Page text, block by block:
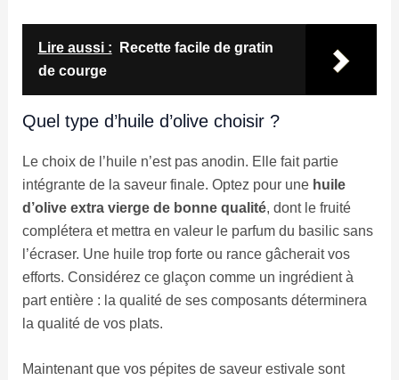
Lire aussi :
Recette facile de gratin
de courge
Quel type d’huile d’olive choisir ?
Le choix de l’huile n’est pas anodin. Elle fait partie
intégrante de la saveur finale. Optez pour une huile
d’olive extra vierge de bonne qualité, dont le fruité
complétera et mettra en valeur le parfum du basilic sans
l’écraser. Une huile trop forte ou rance gâcherait vos
efforts. Considérez ce glaçon comme un ingrédient à
part entière : la qualité de ses composants déterminera
la qualité de vos plats.
Maintenant que vos pépites de saveur estivale sont